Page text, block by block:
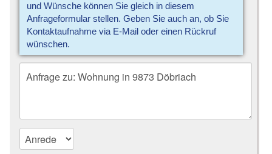
und Wünsche können Sie gleich in diesem
Anfrageformular stellen. Geben Sie auch an, ob Sie
Kontaktaufnahme via E-Mail oder einen Rückruf
wünschen.